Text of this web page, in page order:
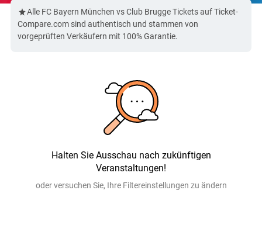
Alle FC Bayern München vs Club Brugge Tickets auf Ticket-
Compare.com sind authentisch und stammen von
vorgeprüften Verkäufern mit 100% Garantie.
Halten Sie Ausschau nach zukünftigen
Veranstaltungen!
oder versuchen Sie, Ihre Filtereinstellungen zu ändern